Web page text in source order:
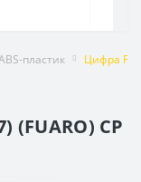
пластик Цифра
(FUARO) CP